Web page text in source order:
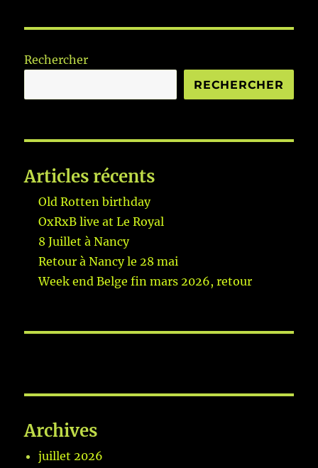
Rechercher
RECHERCHER
Articles récents
Old Rotten birthday
OxRxB live at Le Royal
8 Juillet à Nancy
Retour à Nancy le 28 mai
Week end Belge fin mars 2026, retour
Archives
juillet 2026